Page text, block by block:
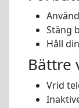
Stäng
Håll
Bättre
Vrid